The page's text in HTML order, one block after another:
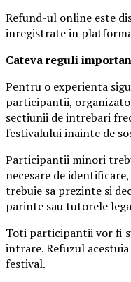
Refund-ul online este
inregistrate in
Cateva reguli
Pentru o experienta
participantii,
sectiunii de intrebari
festivalului inainte de
Participantii minori
necesare de
trebuie sa prezinte si
parinte sau tutorele
Toti participantii vor fi
intrare. Refuzul
festival.